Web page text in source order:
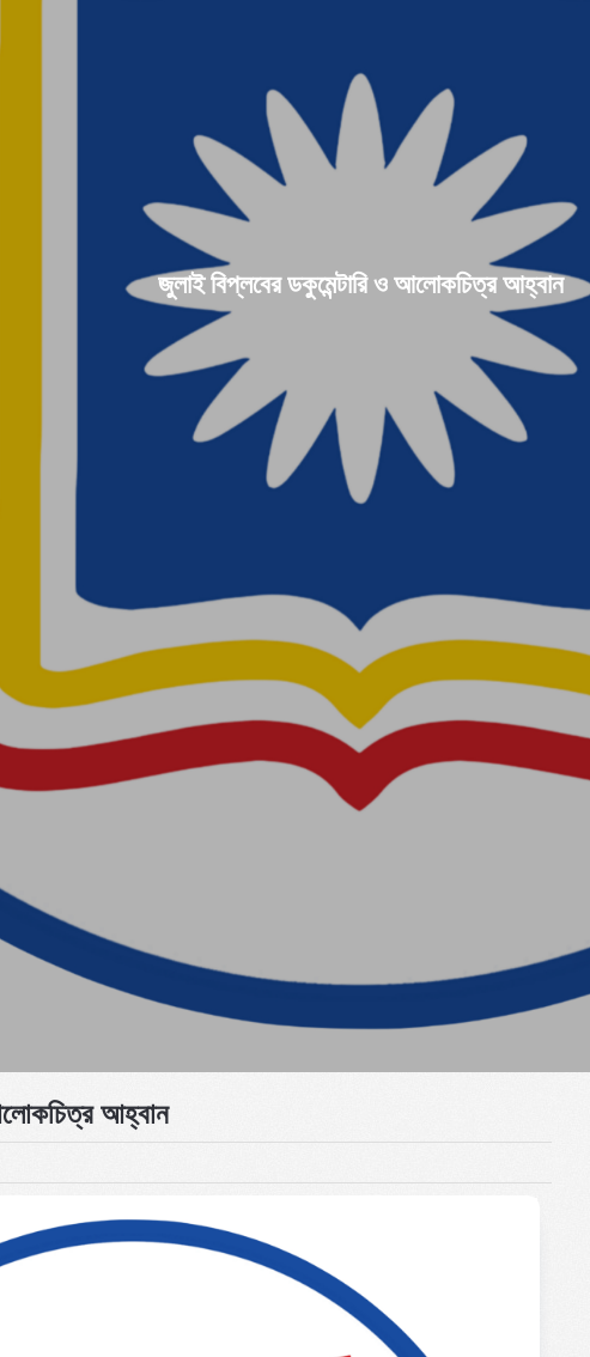
জুলাই বিপ্লবের ডকুমেন্টারি ও আলোকচিত্র আহ্বান
আহ্বান